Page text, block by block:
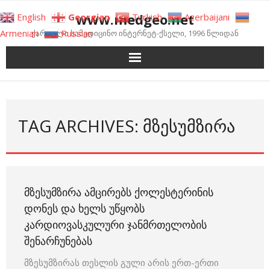
to
content
www.medgeo.net
ქართული სამედიცინო ინტერნეტ-ქსელი, 1996 წლიდან
TAG ARCHIVES: ᲛᲖᲔᲡᲣᲛᲖᲘᲠᲐ
ᲛᲖᲔᲡᲣᲛᲖᲘᲠᲐ ᲐᲛᲪᲘᲠᲔᲑᲡ ᲥᲝᲚᲔᲡᲢᲔᲠᲘᲜᲘᲡ
ᲓᲝᲜᲔᲡ ᲓᲐ ᲮᲔᲚᲡ ᲣᲬᲧᲝᲑᲡ
ᲙᲐᲠᲓᲘᲝᲕᲐᲡᲙᲣᲚᲣᲠᲘ ᲯᲐᲜᲛᲠᲗᲔᲚᲝᲑᲘᲡ
ᲨᲔᲜᲐᲠᲩᲣᲜᲔᲑᲐᲡ
მზესუმზირას თესლის გული არის ერთ-ერთი
English Georgian Turkish
Azerbaijani
Armenian
Russian